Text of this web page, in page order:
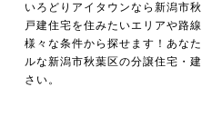
いろどりアイタウンなら新潟市
戸建住宅を住みたいエリアや路
様々な条件から探せます！あな
ルな新潟市秋葉区の分譲住宅・
さい。